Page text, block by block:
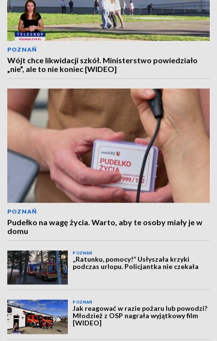
POZNAŃ
Wójt chce likwidacji szkół. Ministerstwo powiedziało
„nie”, ale to nie koniec [WIDEO]
POZNAŃ
Pudełko na wagę życia. Warto, aby te osoby miały je w
domu
POZNAŃ
„Ratunku, pomocy!” Usłyszała krzyki
podczas urlopu. Policjantka nie czekała
POZNAŃ
Jak reagować w razie pożaru lub powodzi?
Młodzież z OSP nagrała wyjątkowy film
[WIDEO]